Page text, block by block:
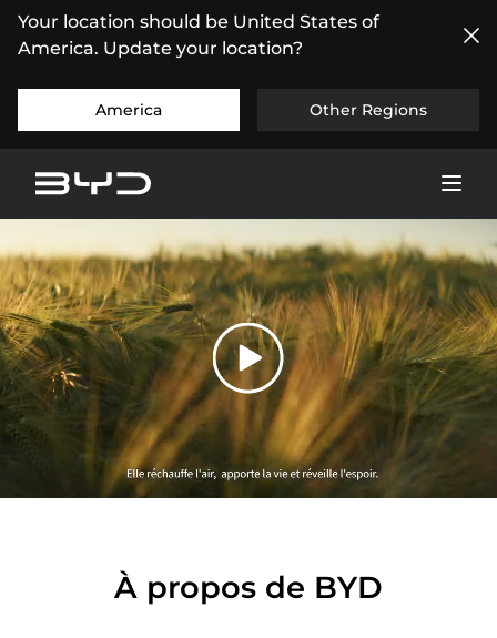
Your location should be United States of
America. Update your location?
America Other Regions
À propos de BYD